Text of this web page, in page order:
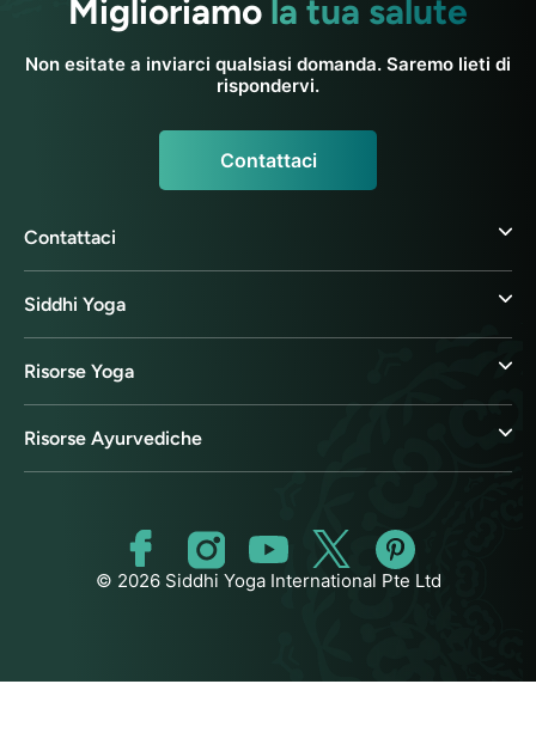
Miglioriamo la tua salute
Non esitate a inviarci qualsiasi domanda. Saremo lieti di
rispondervi.
Contattaci
Contattaci
Siddhi Yoga
Risorse Yoga
Risorse Ayurvediche
© 2026 Siddhi Yoga International Pte Ltd